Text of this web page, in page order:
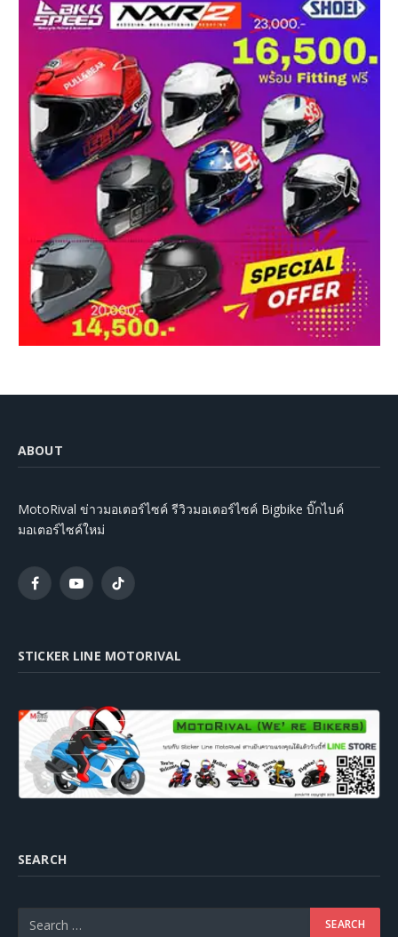
ABOUT
MotoRival ข่าวมอเตอร์ไซค์ รีวิวมอเตอร์ไซค์ Bigbike บิ๊กไบค์
มอเตอร์ไซค์ใหม่
FacebookYouTubeTikTok
STICKER LINE MOTORIVAL
SEARCH